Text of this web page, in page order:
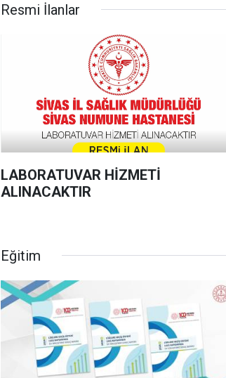
Resmi İlanlar
LABORATUVAR HİZMETİ
ALINACAKTIR
Eğitim